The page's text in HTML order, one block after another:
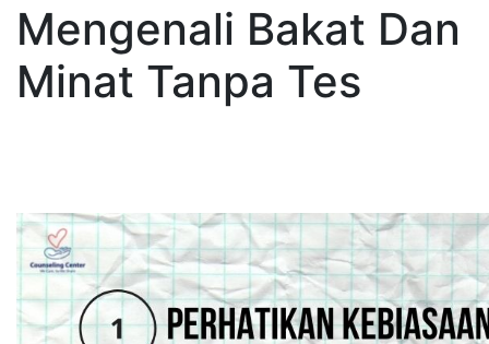
Mengenali Bakat Dan
Minat Tanpa Tes